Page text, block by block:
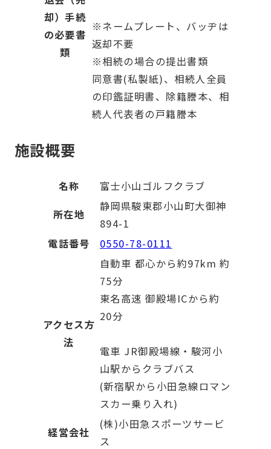
却）手続
の必要書
類
※ネームプレート、バッヂは
返却不要
※相続の場合の提出書類
同意書(私製紙)、相続人全員
の印鑑証明書、除籍謄本、相
続人代表者の戸籍謄本
施設概要
名称
富士小山ゴルフクラブ
所在地
静岡県駿東郡小山町大御神
894-1
電話番号
0550-78-0111
アクセス方
法
自動車 都心から約97km 約
75分
東名高速 御殿場ICから約
20分
電車 JR御殿場線・駿河小
山駅からクラブバス
(新宿駅から小田急線ロマン
スカー乗り入れ)
経営会社
(株)小田急スポーツサービ
ス